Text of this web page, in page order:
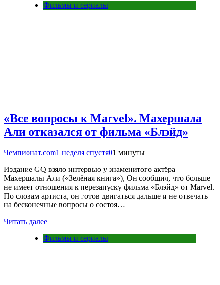
Фильмы и сериалы
«Все вопросы к Marvel». Махершала
Али отказался от фильма «Блэйд»
Чемпионат.com1 неделя спустя01 минуты
Издание GQ взяло интервью у знаменитого актёра
Махершалы Али («Зелёная книга»), Он сообщил, что больше
не имеет отношения к перезапуску фильма «Блэйд» от Marvel.
По словам артиста, он готов двигаться дальше и не отвечать
на бесконечные вопросы о состоя…
Читать далее
Фильмы и сериалы